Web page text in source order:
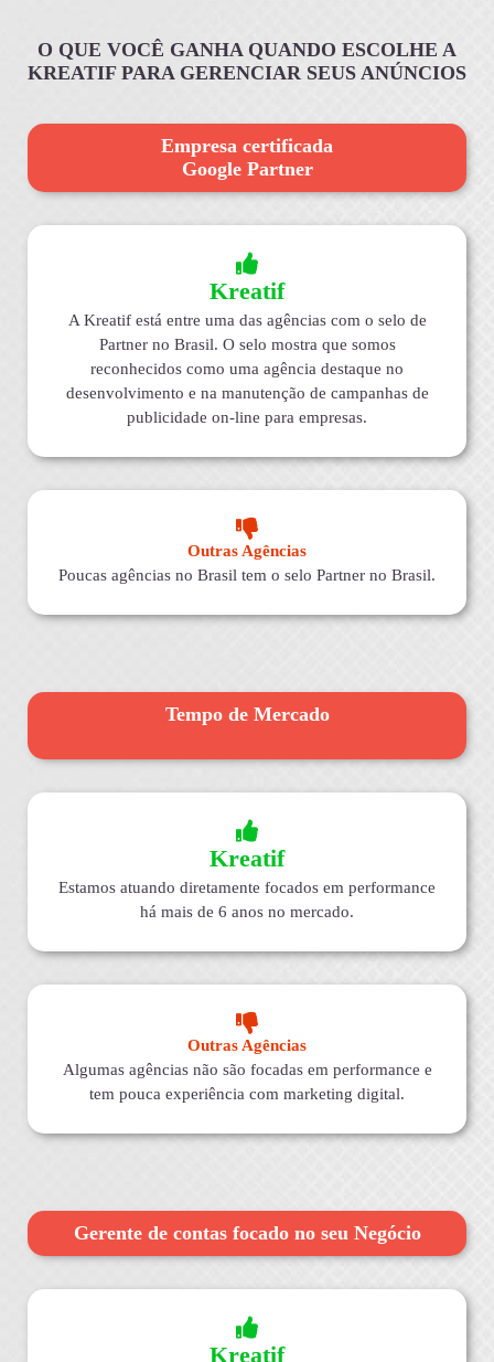
O QUE VOCÊ GANHA QUANDO ESCOLHE A
KREATIF PARA GERENCIAR SEUS ANÚNCIOS
Empresa certificada
Google Partner
Kreatif
A Kreatif está entre uma das agências com o selo de
Partner no Brasil. O selo mostra que somos
reconhecidos como uma agência destaque no
desenvolvimento e na manutenção de campanhas de
publicidade on-line para empresas.
Outras Agências
Poucas agências no Brasil tem o selo Partner no Brasil.
Tempo de Mercado
Kreatif
Estamos atuando diretamente focados em performance
há mais de 6 anos no mercado.
Outras Agências
Algumas agências não são focadas em performance e
tem pouca experiência com marketing digital.
Gerente de contas focado no seu Negócio
Kreatif